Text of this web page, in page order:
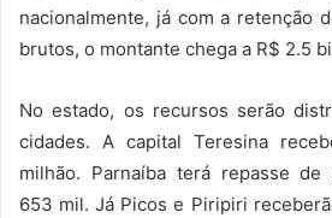
nacionalmente, já com a retenção
brutos, o montante chega a R$ 2.5
No estado, os recursos serão
cidades. A capital Teresina
milhão. Parnaíba terá repasse de
653 mil. Já Picos e Piripiri